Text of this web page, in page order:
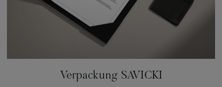
Verpackung SAVICKI